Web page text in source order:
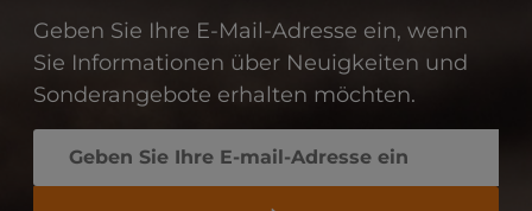
Geben Sie Ihre E-Mail-Adresse ein, wenn
Sie Informationen über Neuigkeiten und
Sonderangebote erhalten möchten.